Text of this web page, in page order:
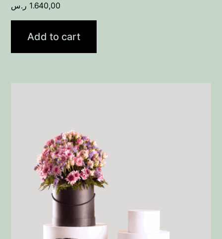
1.640,00 ر.س
Add to cart